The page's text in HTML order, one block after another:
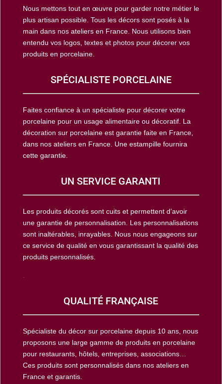
Nous mettons tout en œuvre pour garder notre métier le
plus artisan possible. Tous les décors sont posés à la
main dans nos ateliers en France. Nous utilisons bien
entendu vos logos, textes et photos pour décorer vos
produits en porcelaine.
SPÉCIALISTE PORCELAINE
Faites confiance à un spécialiste pour décorer votre
porcelaine pour un usage alimentaire ou décoratif. La
décoration sur porcelaine est garantie faite en France,
dans nos ateliers en France. Une estampille fournira
cette garantie.
UN SERVICE GARANTI
Les produits décorés sont cuits et permettent d’avoir
une garantie de personnalisation. Les personnalisations
sont inaltérables, inrayables. Nous nous engageons sur
ce service de qualité en vous garantissant la qualité des
produits personnalisés.
QUALITÉ FRANÇAISE
Spécialiste du décor sur porcelaine depuis 10 ans, nous
proposons une large gamme de produits en porcelaine
pour restaurants, hôtels, entreprises, associations…
Ces produits sont personnalisés dans nos ateliers en
France et garantis.